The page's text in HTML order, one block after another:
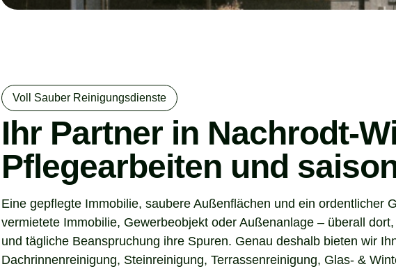
Voll Sauber Reinigungsdienste
Ihr Partner in Nachrodt-
Pflegearbeiten und
Eine gepflegte Immobilie, saubere Außenflächen und ein ordentlicher
vermietete Immobilie, Gewerbeobjekt oder Außenanlage – überall
und tägliche Beanspruchung ihre Spuren. Genau deshalb bieten wir
Dachrinnenreinigung, Steinreinigung, Terrassenreinigung, Glas- &